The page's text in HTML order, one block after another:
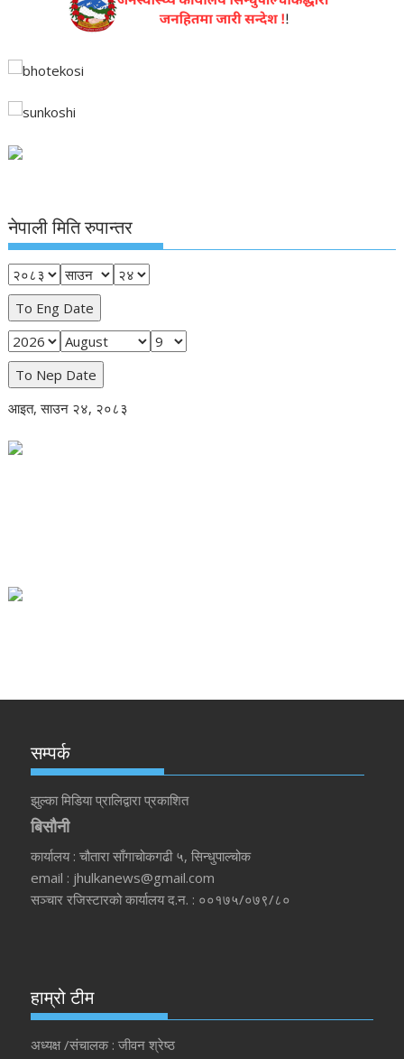
नेपाली मिति रुपान्तर
To Eng Date
To Nep Date
आइत, साउन २४, २०८३
सम्पर्क
झुल्का मिडिया प्रालिद्वारा प्रकाशित
बिसौनी
कार्यालय : चौतारा साँगाचोकगढी ५, सिन्धुपाल्चोक
email : jhulkanews@gmail.com
सञ्चार रजिस्टारको कार्यालय द.न. : ००१७५/०७९/८०
हाम्रो टीम
अध्यक्ष /संचालक : जीवन श्रेष्ठ